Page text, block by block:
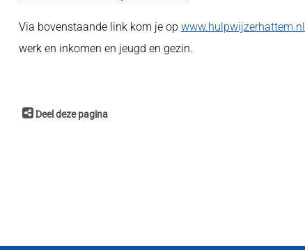
Via bovenstaande link kom je op www.hulpwijzerhattem.nl
werk en inkomen en jeugd en gezin.
Deel deze pagina